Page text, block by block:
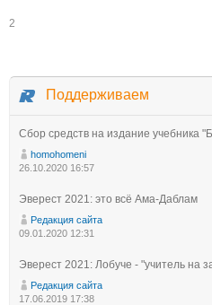
2
Поддерживаем
Сбор средств на издание учебника
homohomeni
26.10.2020 16:57
Эверест 2021: это всё Ама-Даблам
Редакция сайта
09.01.2020 12:31
Эверест 2021: Лобуче - "учитель на
Редакция сайта
17.06.2019 17:38